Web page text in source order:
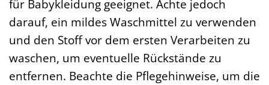
für Babykleidung geeignet. Achte jedoch
darauf, ein mildes Waschmittel zu verwenden
und den Stoff vor dem ersten Verarbeiten zu
waschen, um eventuelle Rückstände zu
entfernen. Beachte die Pflegehinweise, um die